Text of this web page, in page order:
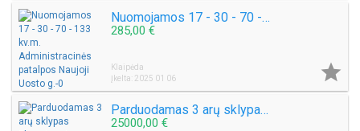
Nuomojamos 17 - 30 - 70 - 133 kv.m. Administracinės patalpos Naujoji Uosto g.
285,00 €
Klaipėda
Įkelta: 2025 01 06

Parduodamas 3 arų sklypas Plungės raj. Paplatelių k. Plokštinės g.
25000,00 €